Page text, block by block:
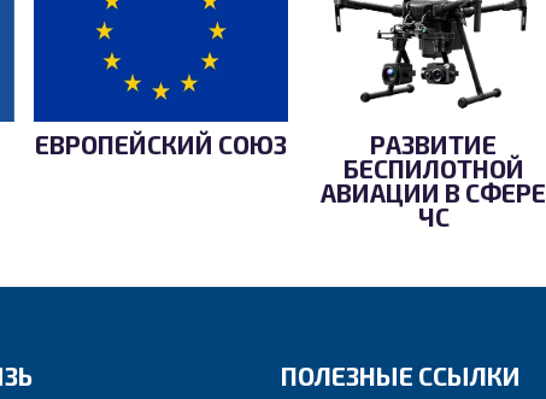
ЕВРОПЕЙСКИЙ СОЮЗ
РАЗВИТИЕ
БЕСПИЛОТНОЙ
АВИАЦИИ В СФЕРЕ
ЧС
ПОЛЕЗНЫЕ ССЫЛКИ